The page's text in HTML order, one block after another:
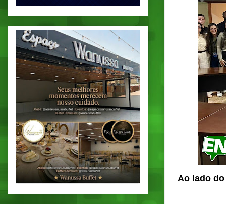
Ao lado